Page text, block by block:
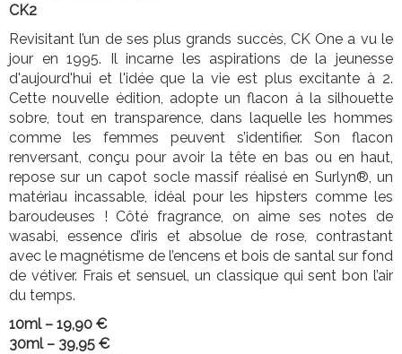
CK2
Revisitant l’un de ses plus grands succès, CK One a vu le
jour en 1995. Il incarne les aspirations de la jeunesse
d'aujourd'hui et l'idée que la vie est plus excitante à 2.
Cette nouvelle édition, adopte un flacon à la silhouette
sobre, tout en transparence, dans laquelle les hommes
comme les femmes peuvent s’identifier. Son flacon
renversant, conçu pour avoir la tête en bas ou en haut,
repose sur un capot socle massif réalisé en Surlyn®, un
matériau incassable, idéal pour les hipsters comme les
baroudeuses ! Côté fragrance, on aime ses notes de
wasabi, essence d’iris et absolue de rose, contrastant
avec le magnétisme de l’encens et bois de santal sur fond
de vétiver. Frais et sensuel, un classique qui sent bon l’air
du temps.
10ml – 19,90 €
30ml – 39,95 €